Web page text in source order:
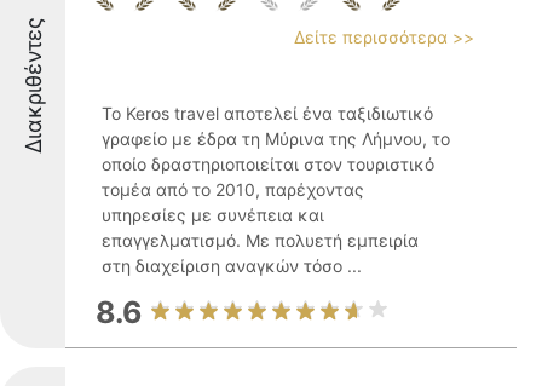
Διακριθέντες Δείτε περισσότερα >>
Το Keros travel αποτελεί ένα ταξιδιωτικό
γραφείο με έδρα τη Μύρινα της Λήμνου, το
οποίο δραστηριοποιείται στον τουριστικό
τομέα από το 2010, παρέχοντας
υπηρεσίες με συνέπεια και
επαγγελματισμό. Με πολυετή εμπειρία
στη διαχείριση αναγκών τόσο ...
8.6